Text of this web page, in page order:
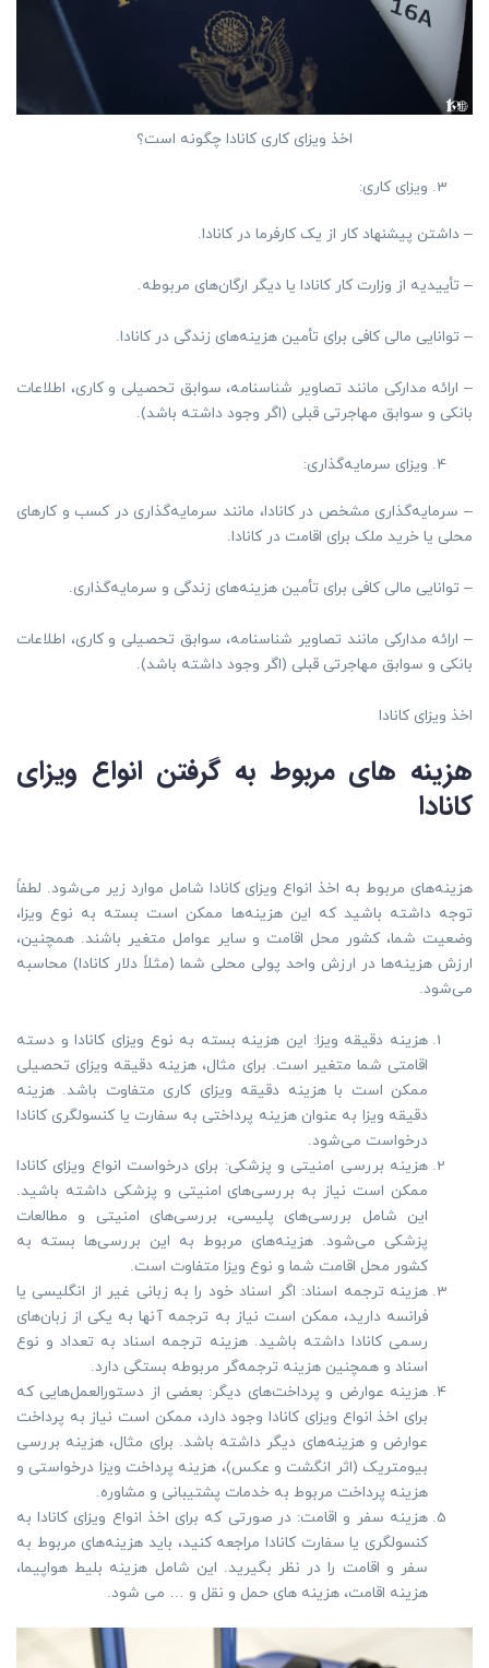
اخذ ویزای کاری کانادا چگونه است؟
ویزای کاری:
– داشتن پیشنهاد کار از یک کارفرما در کانادا.
– تأییدیه از وزارت کار کانادا یا دیگر ارگان‌های مربوطه.
– توانایی مالی کافی برای تأمین هزینه‌های زندگی در کانادا.
– ارائه مدارکی مانند تصاویر شناسنامه، سوابق تحصیلی و کاری، اطلاعات
بانکی و سوابق مهاجرتی قبلی (اگر وجود داشته باشد).
ویزای سرمایه‌گذاری:
– سرمایه‌گذاری مشخص در کانادا، مانند سرمایه‌گذاری در کسب و کارهای
محلی یا خرید ملک برای اقامت در کانادا.
– توانایی مالی کافی برای تأمین هزینه‌های زندگی و سرمایه‌گذاری.
– ارائه مدارکی مانند تصاویر شناسنامه، سوابق تحصیلی و کاری، اطلاعات
بانکی و سوابق مهاجرتی قبلی (اگر وجود داشته باشد).
اخذ ویزای کانادا
هزینه های مربوط به گرفتن انواع ویزای
کانادا
هزینه‌های مربوط به اخذ انواع ویزای کانادا شامل موارد زیر می‌شود. لطفاً
توجه داشته باشید که این هزینه‌ها ممکن است بسته به نوع ویزا،
وضعیت شما، کشور محل اقامت و سایر عوامل متغیر باشند. همچنین،
ارزش هزینه‌ها در ارزش واحد پولی محلی شما (مثلاً دلار کانادا) محاسبه
می‌شود.
هزینه دقیقه ویزا: این هزینه بسته به نوع ویزای کانادا و دسته
اقامتی شما متغیر است. برای مثال، هزینه دقیقه ویزای تحصیلی
ممکن است با هزینه دقیقه ویزای کاری متفاوت باشد. هزینه
دقیقه ویزا به عنوان هزینه پرداختی به سفارت یا کنسولگری کانادا
درخواست می‌شود.
هزینه بررسی امنیتی و پزشکی: برای درخواست انواع ویزای کانادا
ممکن است نیاز به بررسی‌های امنیتی و پزشکی داشته باشید.
این شامل بررسی‌های پلیسی، بررسی‌های امنیتی و مطالعات
پزشکی می‌شود. هزینه‌های مربوط به این بررسی‌ها بسته به
کشور محل اقامت شما و نوع ویزا متفاوت است.
هزینه ترجمه اسناد: اگر اسناد خود را به زبانی غیر از انگلیسی یا
فرانسه دارید، ممکن است نیاز به ترجمه آنها به یکی از زبان‌های
رسمی کانادا داشته باشید. هزینه ترجمه اسناد به تعداد و نوع
اسناد و همچنین هزینه ترجمه‌گر مربوطه بستگی دارد.
هزینه عوارض و پرداخت‌های دیگر: بعضی از دستورالعمل‌هایی که
برای اخذ انواع ویزای کانادا وجود دارد، ممکن است نیاز به پرداخت
عوارض و هزینه‌های دیگر داشته باشد. برای مثال، هزینه بررسی
بیومتریک (اثر انگشت و عکس)، هزینه پرداخت ویزا درخواستی و
هزینه پرداخت مربوط به خدمات پشتیبانی و مشاوره.
هزینه سفر و اقامت: در صورتی که برای اخذ انواع ویزای کانادا به
کنسولگری یا سفارت کانادا مراجعه کنید، باید هزینه‌های مربوط به
سفر و اقامت را در نظر بگیرید. این شامل هزینه بلیط هواپیما،
هزینه اقامت، هزینه های حمل و نقل و … می شود.